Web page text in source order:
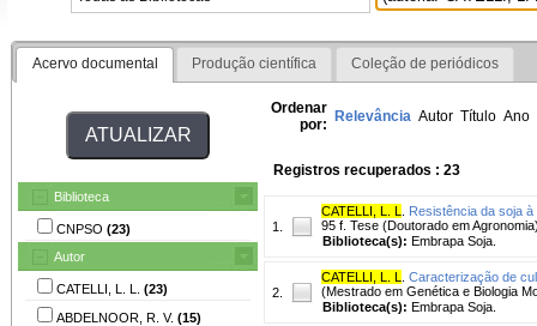
Acervo documental Produção científica Coleção de periódicos
Biblioteca
CNPSO (23)
Autor
CATELLI, L. L. (23)
ABDELNOOR, R. V. (15)
Ordenar
por: Relevância Autor Título Ano
Registros recuperados : 23
1.
CATELLI, L. L
Resistência da soja
95 f. Tese (Doutorado em
Biblioteca(s): Embrapa Soja.
2.
CATELLI, L. L
Caracterização de
(Mestrado em Genética e Biologia
Biblioteca(s): Embrapa Soja.